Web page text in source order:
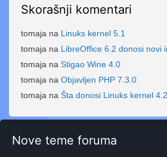
Skorašnji komentari
tomaja na Linuks kernel 5.1
tomaja na LibreOffice 6.2 donosi novi
tomaja na Stigao Wine 4.0
tomaja na Objavljen PHP 7.3.0
tomaja na Šta donosi Linuks kernel
Nove teme foruma